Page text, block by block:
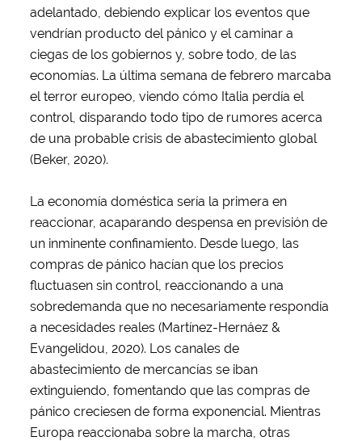
adelantado, debiendo explicar los eventos que
vendrían producto del pánico y el caminar a
ciegas de los gobiernos y, sobre todo, de las
economías. La última semana de febrero marcaba
el terror europeo, viendo cómo Italia perdía el
control, disparando todo tipo de rumores acerca
de una probable crisis de abastecimiento global
(Beker, 2020).
La economía doméstica sería la primera en
reaccionar, acaparando despensa en previsión de
un inminente confinamiento. Desde luego, las
compras de pánico hacían que los precios
fluctuasen sin control, reaccionando a una
sobredemanda que no necesariamente respondía
a necesidades reales (Martínez-Hernáez &
Evangelidou, 2020). Los canales de
abastecimiento de mercancías se iban
extinguiendo, fomentando que las compras de
pánico creciesen de forma exponencial. Mientras
Europa reaccionaba sobre la marcha, otras